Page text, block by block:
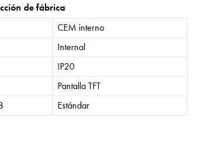
de fábrica
CEM interno
Internal
IP20
Pantalla TFT
Estándar